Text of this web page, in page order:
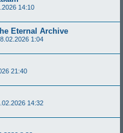
14:10
Eternal Archive
1:04
21:40
14:32